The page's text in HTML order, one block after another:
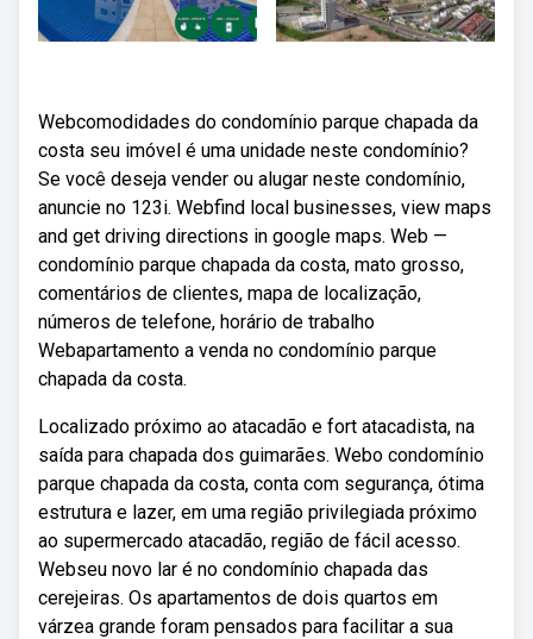
Webcomodidades do condomínio parque chapada da
costa seu imóvel é uma unidade neste condomínio?
Se você deseja vender ou alugar neste condomínio,
anuncie no 123i. Webfind local businesses, view maps
and get driving directions in google maps. Web —
condomínio parque chapada da costa, mato grosso,
comentários de clientes, mapa de localização,
números de telefone, horário de trabalho
Webapartamento a venda no condomínio parque
chapada da costa.
Localizado próximo ao atacadão e fort atacadista, na
saída para chapada dos guimarães. Webo condomínio
parque chapada da costa, conta com segurança, ótima
estrutura e lazer, em uma região privilegiada próximo
ao supermercado atacadão, região de fácil acesso.
Webseu novo lar é no condomínio chapada das
cerejeiras. Os apartamentos de dois quartos em
várzea grande foram pensados para facilitar a sua